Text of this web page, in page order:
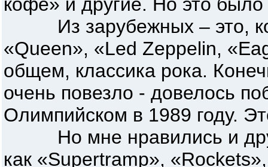
Из зарубежных – это,
«Queen», «Led Zeppelin,
общем, классика рока.
очень повезло - довелось
Олимпийском в 1989 году.
Но мне нравились и
как «Supertramp»,